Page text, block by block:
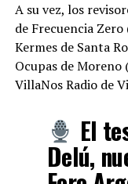
A su vez, los
de Frecuencia Zero
Kermes de Santa
Ocupas de Moreno
VillaNos Radio de
El
Delú,